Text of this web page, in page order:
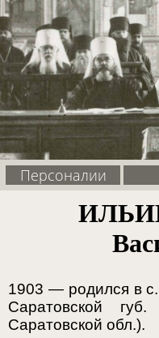
Персоналии
1903 — родился в
Саратовской
Саратовской обл.).